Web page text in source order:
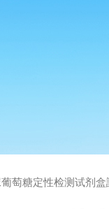
葡萄糖定性检测试剂盒